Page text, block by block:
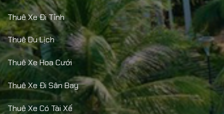
Thuê Xe Đi Tỉnh
Thuê Du Lịch
Thuê Xe Hoa Cưới
Thuê Xe Đi Sân Bay
Thuê Xe Có Tài Xế